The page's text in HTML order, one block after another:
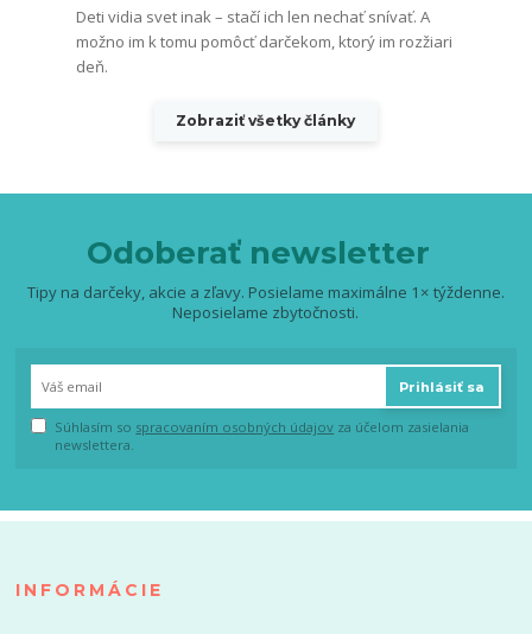
Deti vidia svet inak – stačí ich len nechať snívať. A
možno im k tomu pomôcť darčekom, ktorý im rozžiari
deň.
Zobraziť všetky články
Odoberať newsletter
Tipy na darčeky, akcie a zľavy. Posielame maximálne 1× týždenne.
Neposielame zbytočnosti.
Prihlásiť sa
Súhlasím so spracovaním osobných údajov za účelom zasielania
newslettera.
INFORMÁCIE